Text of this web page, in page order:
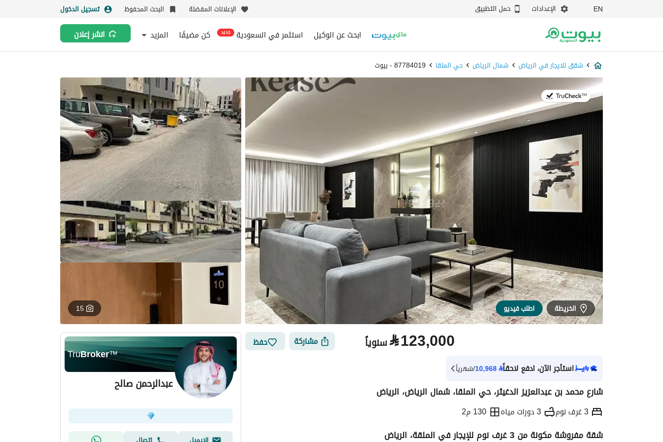
EN الإعدادات حمل التطبيق الإعلانات المفضلة البحث المحفوظ تسجيل الدخول
ابحث عن الوكيل استثمر في السعودية جديد كن مضيفًا المزيد انشر إعلان
شقق للايجار في الرياض شمال الرياض حي الملقا 87784019 - بيوت
في:27 يوليو 2026
الخريطة اطلب فيديو 15
⃁123,000 سنوياً مشاركة
حفظ
استأجر الآن، ادفع لاحقاً⃁
10,968/شهرياً
شارع محمد بن عبدالعزيز الدغيثر، حي الملقا، شمال الرياض، الرياض
3 غرف نوم 3 دورات مياه 130 م2
شقة مفروشة مكونة من 3 غرف نوم للإيجار في الملقة، الرياض
TruBroker™
عبدالرحمن صالح